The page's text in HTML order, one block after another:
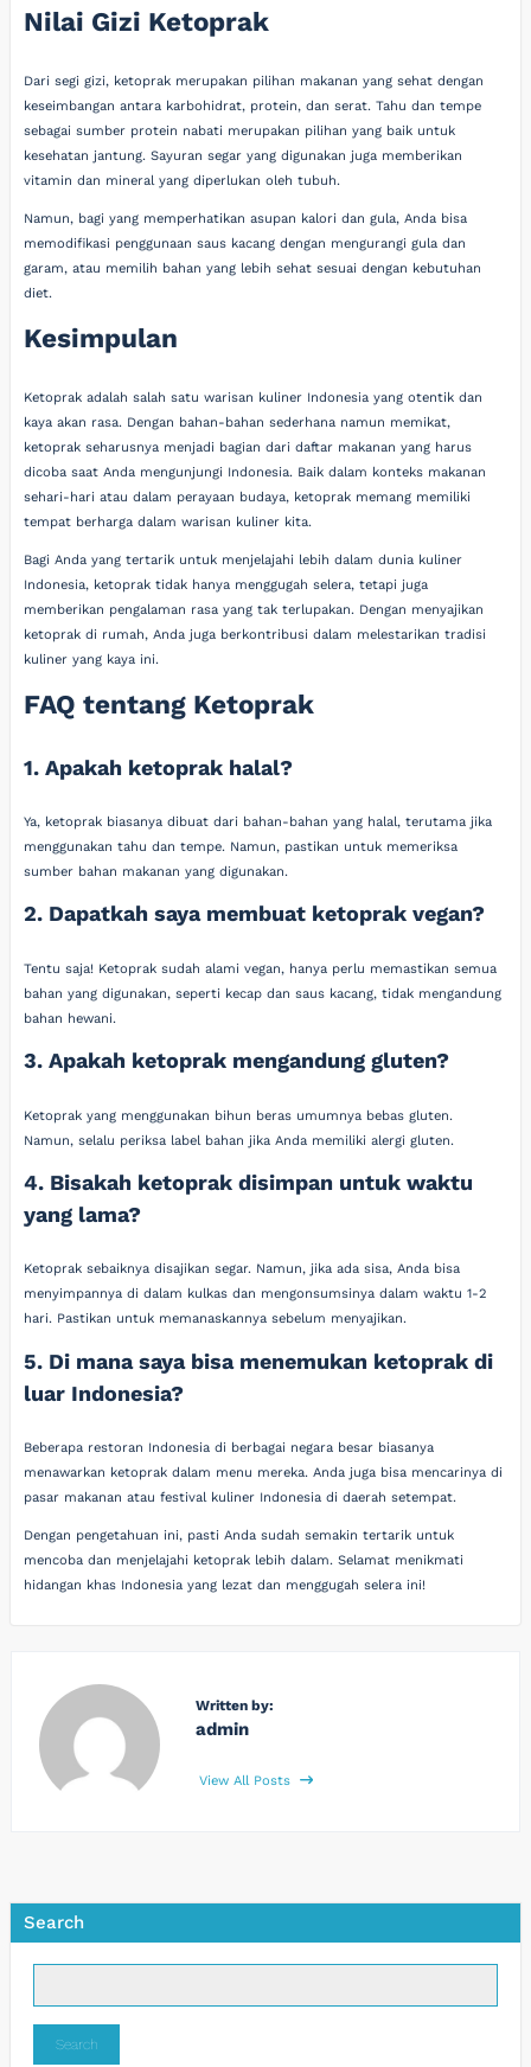
Nilai Gizi Ketoprak
Dari segi gizi, ketoprak merupakan pilihan makanan yang sehat dengan
keseimbangan antara karbohidrat, protein, dan serat. Tahu dan tempe
sebagai sumber protein nabati merupakan pilihan yang baik untuk
kesehatan jantung. Sayuran segar yang digunakan juga memberikan
vitamin dan mineral yang diperlukan oleh tubuh.
Namun, bagi yang memperhatikan asupan kalori dan gula, Anda bisa
memodifikasi penggunaan saus kacang dengan mengurangi gula dan
garam, atau memilih bahan yang lebih sehat sesuai dengan kebutuhan
diet.
Kesimpulan
Ketoprak adalah salah satu warisan kuliner Indonesia yang otentik dan
kaya akan rasa. Dengan bahan-bahan sederhana namun memikat,
ketoprak seharusnya menjadi bagian dari daftar makanan yang harus
dicoba saat Anda mengunjungi Indonesia. Baik dalam konteks makanan
sehari-hari atau dalam perayaan budaya, ketoprak memang memiliki
tempat berharga dalam warisan kuliner kita.
Bagi Anda yang tertarik untuk menjelajahi lebih dalam dunia kuliner
Indonesia, ketoprak tidak hanya menggugah selera, tetapi juga
memberikan pengalaman rasa yang tak terlupakan. Dengan menyajikan
ketoprak di rumah, Anda juga berkontribusi dalam melestarikan tradisi
kuliner yang kaya ini.
FAQ tentang Ketoprak
1. Apakah ketoprak halal?
Ya, ketoprak biasanya dibuat dari bahan-bahan yang halal, terutama jika
menggunakan tahu dan tempe. Namun, pastikan untuk memeriksa
sumber bahan makanan yang digunakan.
2. Dapatkah saya membuat ketoprak vegan?
Tentu saja! Ketoprak sudah alami vegan, hanya perlu memastikan semua
bahan yang digunakan, seperti kecap dan saus kacang, tidak mengandung
bahan hewani.
3. Apakah ketoprak mengandung gluten?
Ketoprak yang menggunakan bihun beras umumnya bebas gluten.
Namun, selalu periksa label bahan jika Anda memiliki alergi gluten.
4. Bisakah ketoprak disimpan untuk waktu
yang lama?
Ketoprak sebaiknya disajikan segar. Namun, jika ada sisa, Anda bisa
menyimpannya di dalam kulkas dan mengonsumsinya dalam waktu 1-2
hari. Pastikan untuk memanaskannya sebelum menyajikan.
5. Di mana saya bisa menemukan ketoprak di
luar Indonesia?
Beberapa restoran Indonesia di berbagai negara besar biasanya
menawarkan ketoprak dalam menu mereka. Anda juga bisa mencarinya di
pasar makanan atau festival kuliner Indonesia di daerah setempat.
Dengan pengetahuan ini, pasti Anda sudah semakin tertarik untuk
mencoba dan menjelajahi ketoprak lebih dalam. Selamat menikmati
hidangan khas Indonesia yang lezat dan menggugah selera ini!
Written by:
admin
View All Posts
Search
Search